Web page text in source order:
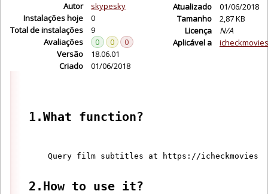
Autor
skypesky
Instalações hoje
0
Total de instalações
9
Avaliações
0 0
0
Versão
18.06.01
Criado
01/06/2018
Atualizado
01/06/2018
Tamanho
2,87 KB
Licença
N/A
Aplicável a
1.What function?
Query film subtitles at https://
2.How to use it?